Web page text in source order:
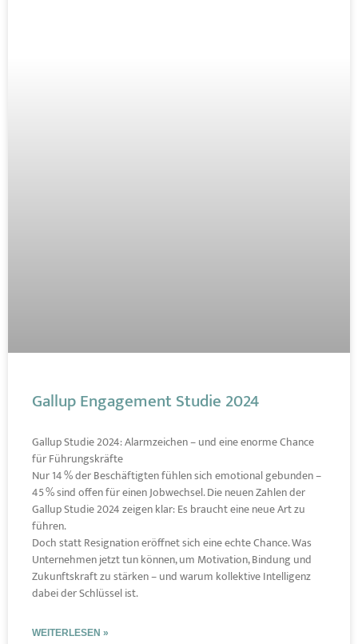
Gallup Engagement Studie 2024
Gallup Studie 2024: Alarmzeichen – und eine enorme Chance
für Führungskräfte
Nur 14 % der Beschäftigten fühlen sich emotional gebunden –
45 % sind offen für einen Jobwechsel. Die neuen Zahlen der
Gallup Studie 2024 zeigen klar: Es braucht eine neue Art zu
führen.
Doch statt Resignation eröffnet sich eine echte Chance. Was
Unternehmen jetzt tun können, um Motivation, Bindung und
Zukunftskraft zu stärken – und warum kollektive Intelligenz
dabei der Schlüssel ist.
WEITERLESEN »